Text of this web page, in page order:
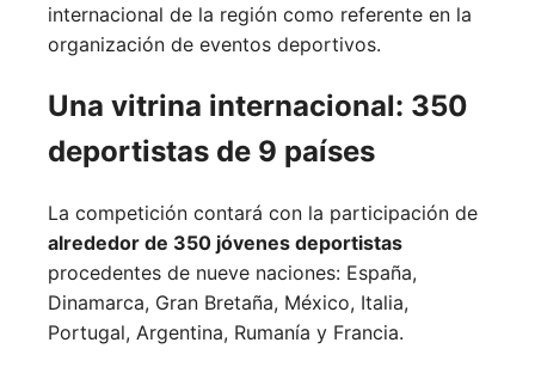
internacional de la región como referente en la
organización de eventos deportivos.
Una vitrina internacional: 350
deportistas de 9 países
La competición contará con la participación de
alrededor de 350 jóvenes deportistas
procedentes de nueve naciones: España,
Dinamarca, Gran Bretaña, México, Italia,
Portugal, Argentina, Rumanía y Francia.